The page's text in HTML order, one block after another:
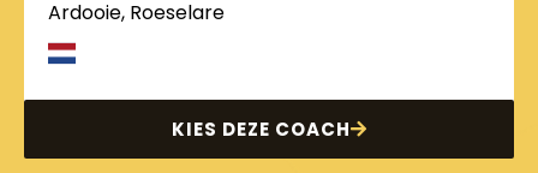
Ardooie, Roeselare
KIES DEZE COACH